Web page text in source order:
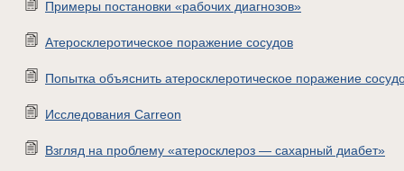
Примеры постановки «рабочих диагнозов»
Атеросклеротическое поражение сосудов
Попытка объяснить атеросклеротическое поражение
Исследования Carreon
Взгляд на проблему «атеросклероз — сахарный диабет»